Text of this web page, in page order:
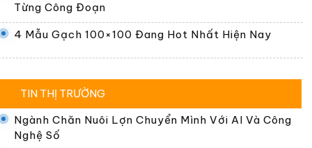
Từng Công Đoạn
4 Mẫu Gạch 100×100 Đang Hot Nhất Hiện Nay
TIN THỊ TRƯỜNG
Ngành Chăn Nuôi Lợn Chuyển Mình Với AI Và Công
Nghệ Số